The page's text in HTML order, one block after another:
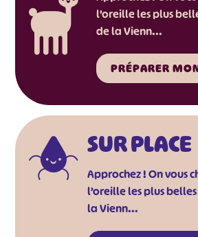
l’oreille les plus
de la Vienn...
PRÉPARER
SUR PLACE
Approchez ! On vous
l’oreille les plus
la Vienn...